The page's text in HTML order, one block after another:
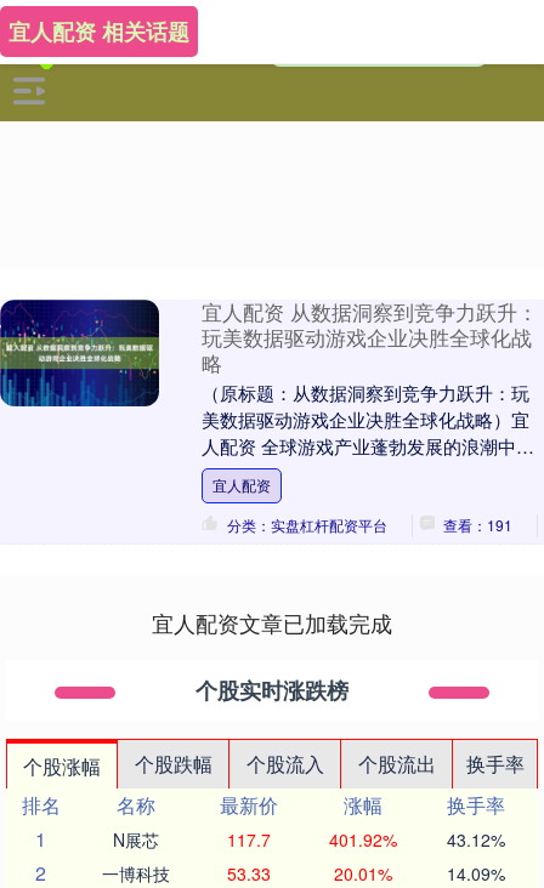
宜人配资 相关话题
宜人配资 从数据洞察到竞争力跃升：
玩美数据驱动游戏企业决胜全球化战
略
（原标题：从数据洞察到竞争力跃升：玩
美数据驱动游戏企业决胜全球化战略）宜
人配资 全球游戏产业蓬勃发展的浪潮中，
精准把握市场脉搏、深度理解玩家需求，
已成为游戏企业....
宜人配资
分类：实盘杠杆配资平台
查看：191
宜人配资文章已加载完成
个股实时涨跌榜
个股涨幅 个股跌幅 个股流入 个股流出
换手率
排名
名称 最新价 涨幅
换手率
1
N展芯 117.7 401.92% 43.12%
2 一博科技 53.33 20.01% 14.09%